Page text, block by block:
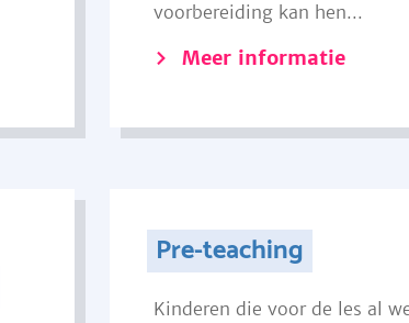
voorbereiding kan hen...
Meer informatie
Pre-teaching
Kinderen die voor de les al